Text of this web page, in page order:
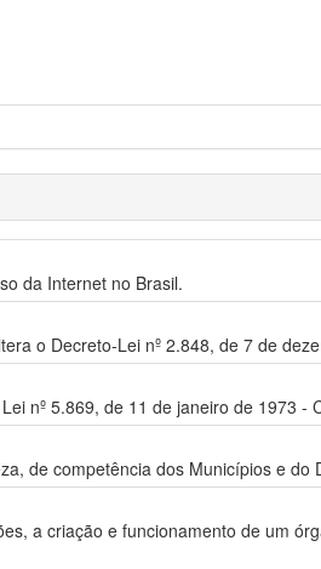
da Internet no Brasil.
o Decreto-Lei nº 2.848, de 7 de
nº 5.869, de 11 de janeiro de 1973 -
de competência dos Municípios e
a criação e funcionamento de um